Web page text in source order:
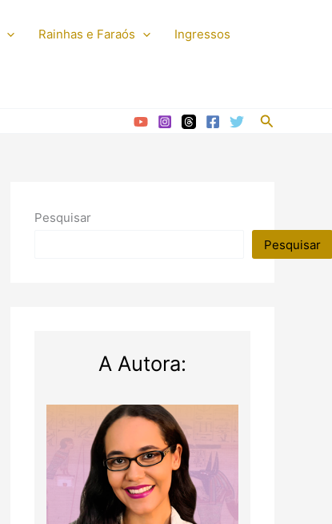
Rainhas e Faraós Ingressos
Pesquisar
Pesquisar
Pesquisar
A Autora: